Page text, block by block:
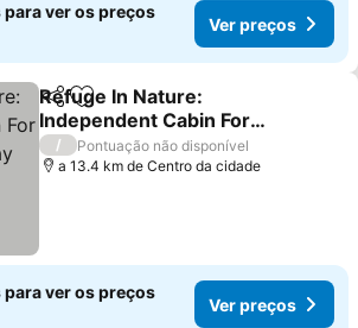
para ver os preços
Ver preços
PartilharAdicionar aos favoritos
Refuge In Nature:
Independent Cabin For
Your Perfect Stay
Ver preços
/
Pontuação não disponível
a 13.4 km de Centro da cidade
para ver os preços
Ver preços